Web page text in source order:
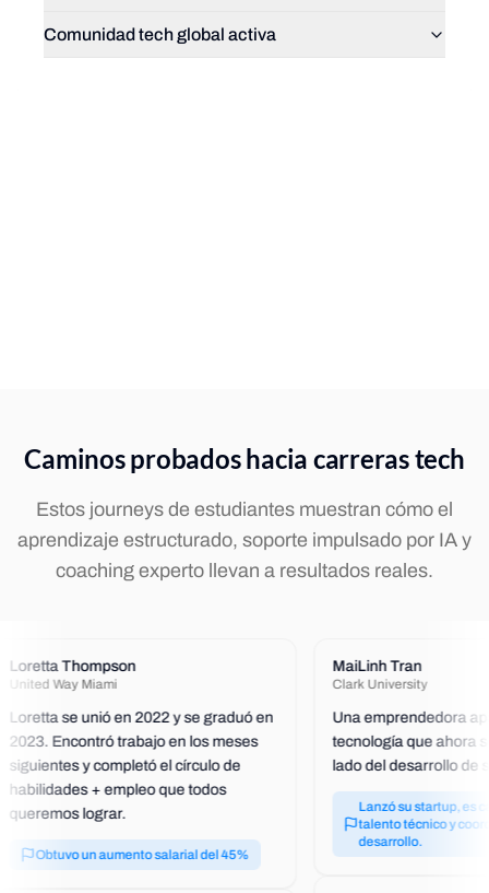
Comunidad tech global activa
Caminos probados hacia carreras tech
Estos journeys de estudiantes muestran cómo el
aprendizaje estructurado, soporte impulsado por IA y
coaching experto llevan a resultados reales.
Loretta Thompson
United Way Miami
Loretta se unió en 2022 y se graduó en
2023. Encontró trabajo en los meses
siguientes y completó el círculo de
habilidades + empleo que todos
queremos lograr.
Obtuvo un aumento salarial del 45%
MaiLinh Tran
Clark University
Una emprendedora
tecnología que ahora
lado del desarrollo de
Lanzó su startup, es
talento técnico y
desarrollo.